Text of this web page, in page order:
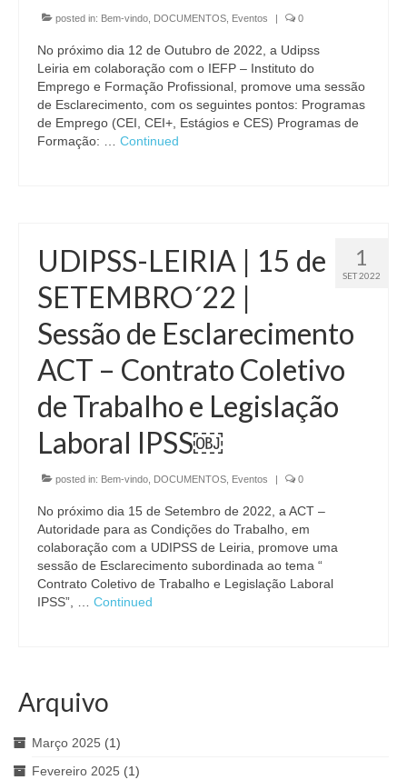
posted in: Bem-vindo DOCUMENTOS Eventos | 0
No próximo dia 12 de Outubro de 2022, a Udipss
Leiria em colaboração com o IEFP – Instituto do
Emprego e Formação Profissional, promove uma sessão
de Esclarecimento, com os seguintes pontos: Programas
de Emprego (CEI, CEI+, Estágios e CES) Programas de
Formação: … Continued
1
SET 2022
UDIPSS-LEIRIA | 15 de
SETEMBRO´22 |
Sessão de Esclarecimento
ACT – Contrato Coletivo
de Trabalho e Legislação
Laboral IPSS￼
posted in: Bem-vindo DOCUMENTOS Eventos | 0
No próximo dia 15 de Setembro de 2022, a ACT –
Autoridade para as Condições do Trabalho, em
colaboração com a UDIPSS de Leiria, promove uma
sessão de Esclarecimento subordinada ao tema “
Contrato Coletivo de Trabalho e Legislação Laboral
IPSS”, … Continued
Arquivo
Março 2025 (1)
Fevereiro 2025 (1)